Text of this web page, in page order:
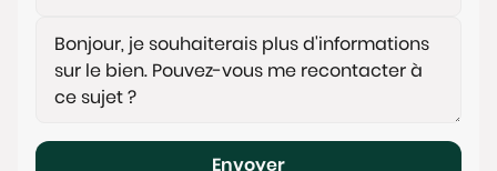
Envoyer